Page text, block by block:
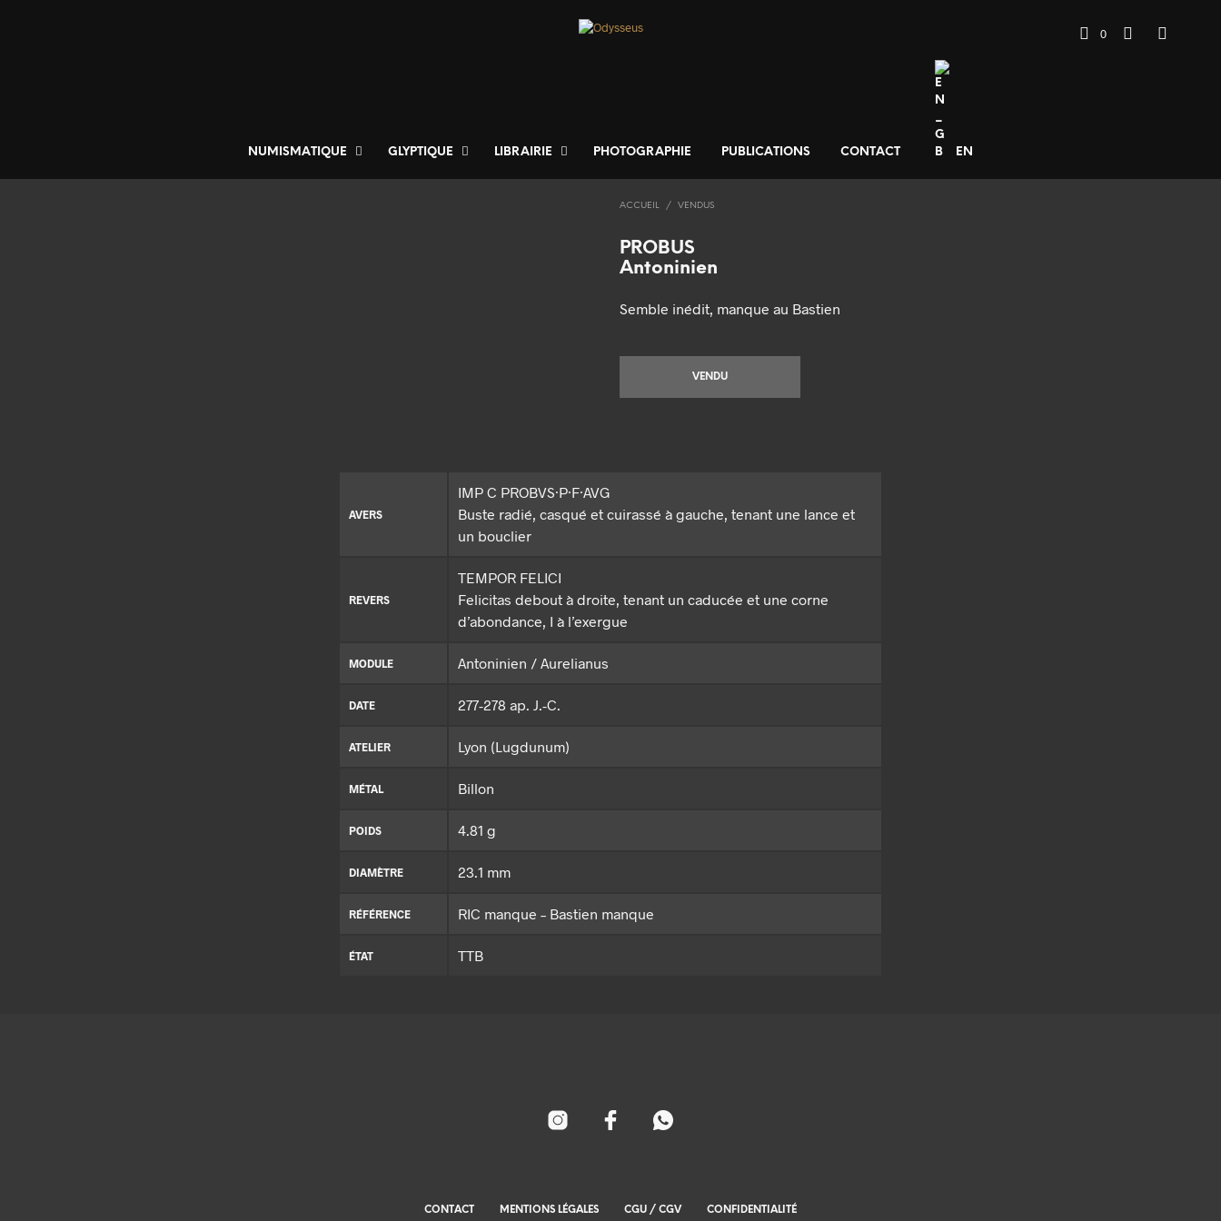
NUMISMATIQUE GLYPTIQUE LIBRAIRIE PHOTOGRAPHIE PUBLICATIONS CONTACT EN
0
ACCUEIL / VENDUS
PROBUS
Antoninien
Semble inédit, manque au Bastien
VENDU
AVERS
IMP C PROBVS·P·F·AVG
Buste radié, casqué et cuirassé à gauche, tenant une lance et
un bouclier
REVERS
TEMPOR FELICI
Felicitas debout à droite, tenant un caducée et une corne
d’abondance, I à l’exergue
MODULE Antoninien / Aurelianus
DATE 277-278 ap. J.-C.
ATELIER Lyon (Lugdunum)
MÉTAL Billon
POIDS 4.81 g
DIAMÈTRE 23.1 mm
RÉFÉRENCE RIC manque – Bastien manque
ÉTAT TTB
CONTACT MENTIONS LÉGALES CGU / CGV CONFIDENTIALITÉ